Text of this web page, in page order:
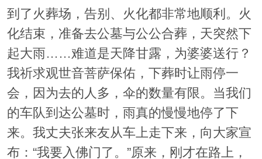
到了火葬场，告别、火化都非常地顺利。火
化结束，准备去公墓与公公合葬，天突然下
起大雨……难道是天降甘露，为婆婆送行？
我祈求观世音菩萨保佑，下葬时让雨停一
会，因为去的人多，伞的数量有限。当我们
的车队到达公墓时，雨真的慢慢地停了下
来。我丈夫张来友从车上走下来，向大家宣
布：“我要入佛门了。”原来，刚才在路上，